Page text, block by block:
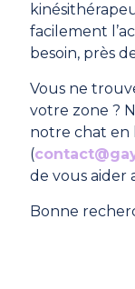
facilement
besoin, près
Vous ne
votre zone ?
notre chat en
(
de vous aider
Bonne